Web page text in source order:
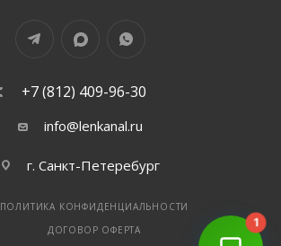
+7 (812) 409-96-30
info@lenkanal.ru
г. Санкт-Петеребург
ПОЛИТИКА КОНФИДЕНЦИАЛЬНОСТИ
ДОГОВОР ОФЕРТА
1